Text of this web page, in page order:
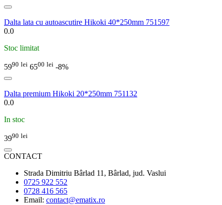
Dalta lata cu autoascutire Hikoki 40*250mm 751597
0.0
Stoc limitat
5990 lei 6500 lei -8%
Dalta premium Hikoki 20*250mm 751132
0.0
In stoc
3990 lei
CONTACT
Strada Dimitriu Bârlad 11, Bârlad, jud. Vaslui
0725 922 552
0728 416 565
Email: contact@ematix.ro